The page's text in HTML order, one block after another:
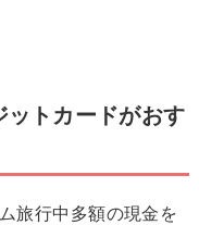
ットカードがおす
旅行中多額の現金を